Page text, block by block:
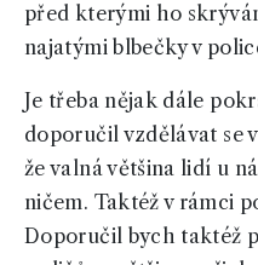
před kterými ho
najatými blbečky v
Je třeba nějak dále
doporučil vzdělávat se
že valná většina lidí u
ničem. Taktéž v rámci
Doporučil bych taktéž